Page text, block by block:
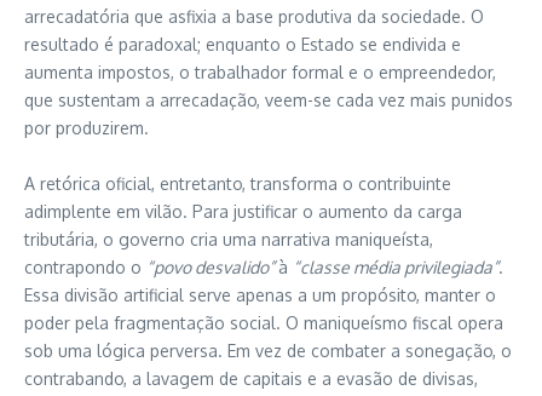
arrecadatória que asfixia a base produtiva da sociedade. O
resultado é paradoxal; enquanto o Estado se endivida e
aumenta impostos, o trabalhador formal e o empreendedor,
que sustentam a arrecadação, veem-se cada vez mais punidos
por produzirem.
A retórica oficial, entretanto, transforma o contribuinte
adimplente em vilão. Para justificar o aumento da carga
tributária, o governo cria uma narrativa maniqueísta,
contrapondo o “povo desvalido”à “classe média privilegiada”.
Essa divisão artificial serve apenas a um propósito, manter o
poder pela fragmentação social. O maniqueísmo fiscal opera
sob uma lógica perversa. Em vez de combater a sonegação, o
contrabando, a lavagem de capitais e a evasão de divisas,